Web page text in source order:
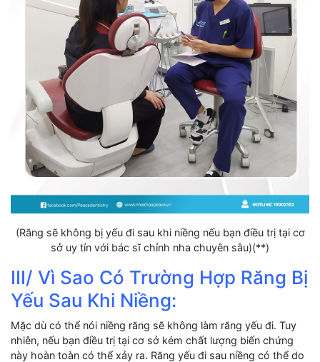
(Răng sẽ không bị yếu đi sau khi niềng nếu bạn điều trị tại cơ
sở uy tín với bác sĩ chỉnh nha chuyên sâu)(**)
III/ Vì Sao Có Trường Hợp Răng Bị
Yếu Sau Khi Niềng:
Mặc dù có thể nói niềng răng sẽ không làm răng yếu đi. Tuy
nhiên, nếu bạn điều trị tại cơ sở kém chất lượng biến chứng
này hoàn toàn có thể xảy ra. Răng yếu đi sau niềng có thể do